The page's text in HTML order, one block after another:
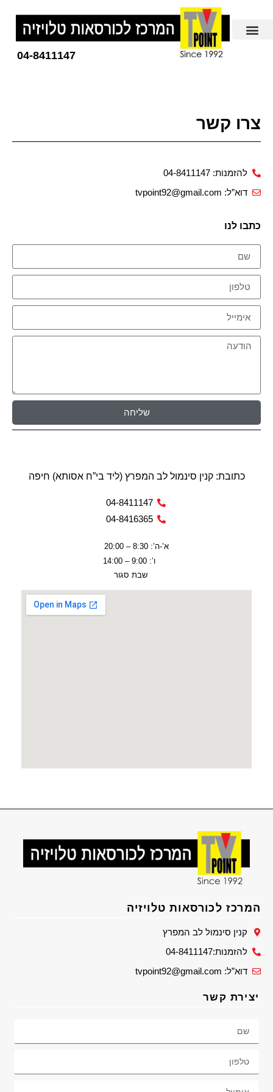
04-8411147
צרו קשר
להזמנות: 04-8411147
דוא”ל: tvpoint92@gmail.com
כתבו לנו
שליחה
כתובת: קנין סינמול לב המפרץ (ליד בי”ח אסותא) חיפה
04-8411147
04-8416365
א’-ה’: 8:30 – 20:00
ו’: 9:00 – 14:00
שבת סגור
המרכז לכורסאות טלויזיה
קנין סינמול לב המפרץ
להזמנות:04-8411147
דוא”ל: tvpoint92@gmail.com
יצירת קשר